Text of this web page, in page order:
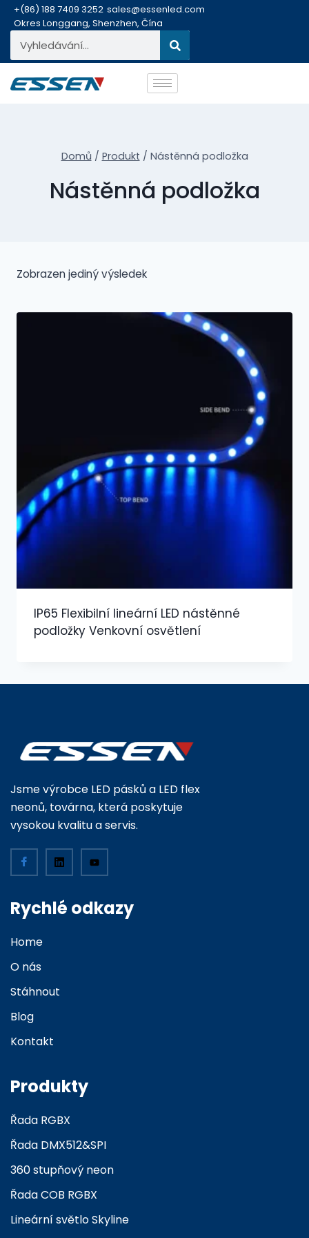
+(86) 188 7409 3252 sales@essenled.com
Okres Longgang, Shenzhen, Čína
Domů / Produkt / Nástěnná podložka
Nástěnná podložka
Zobrazen jediný výsledek
IP65 Flexibilní lineární LED nástěnné
podložky Venkovní osvětlení
Jsme výrobce LED pásků a LED flex
neonů, továrna, která poskytuje
vysokou kvalitu a servis.
Rychlé odkazy
Home
O nás
Stáhnout
Blog
Kontakt
Produkty
Řada RGBX
Řada DMX512&SPI
360 stupňový neon
Řada COB RGBX
Lineární světlo Skyline